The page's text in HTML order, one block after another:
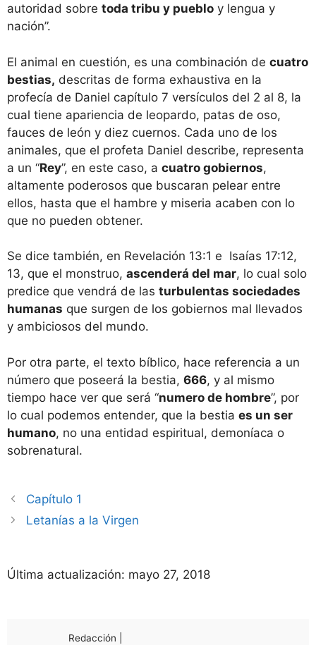
autoridad sobre toda tribu y pueblo y lengua y
nación”.
El animal en cuestión, es una combinación de cuatro
bestias, descritas de forma exhaustiva en la
profecía de Daniel capítulo 7 versículos del 2 al 8, la
cual tiene apariencia de leopardo, patas de oso,
fauces de león y diez cuernos. Cada uno de los
animales, que el profeta Daniel describe, representa
a un “Rey”, en este caso, a cuatro gobiernos,
altamente poderosos que buscaran pelear entre
ellos, hasta que el hambre y miseria acaben con lo
que no pueden obtener.
Se dice también, en Revelación 13:1 e Isaías 17:12,
13, que el monstruo, ascenderá del mar, lo cual solo
predice que vendrá de las turbulentas sociedades
humanas que surgen de los gobiernos mal llevados
y ambiciosos del mundo.
Por otra parte, el texto bíblico, hace referencia a un
número que poseerá la bestia, 666, y al mismo
tiempo hace ver que será “numero de hombre”, por
lo cual podemos entender, que la bestia es un ser
humano, no una entidad espiritual, demoníaca o
sobrenatural.
Capítulo 1
Letanías a la Virgen
Última actualización: mayo 27, 2018
Redacción |